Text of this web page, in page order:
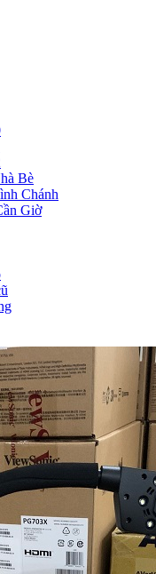
Bè
Chánh
Giờ